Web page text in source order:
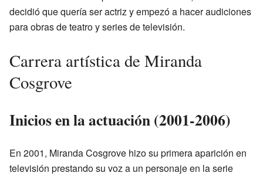
decidió que quería ser actriz y empezó a hacer audiciones
para obras de teatro y series de televisión.
Carrera artística de Miranda
Cosgrove
Inicios en la actuación (2001-2006)
En 2001, Miranda Cosgrove hizo su primera aparición en
televisión prestando su voz a un personaje en la serie